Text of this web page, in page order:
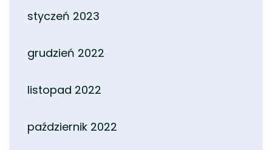
styczeń 2023
grudzień 2022
listopad 2022
październik 2022